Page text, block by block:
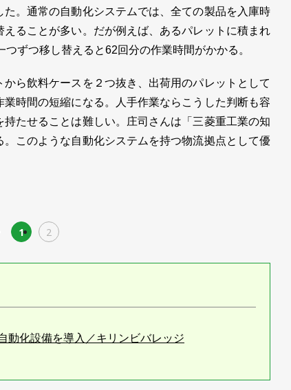
。通常の自動化システムでは、全ての製品を入庫時
ることが多い。だが例えば、あるパレットに積まれ
ずつ移し替えると62回分の作業時間がかかる。
ら飲料ケースを２つ抜き、出荷用のパレットとして
時間の短縮になる。人手作業ならこうした判断も容
たせることは難しい。庄司さんは「三菱重工業の知
このような自動化システムを持つ物流拠点として優
1 2
動化設備を導入／キリンビバレッジ